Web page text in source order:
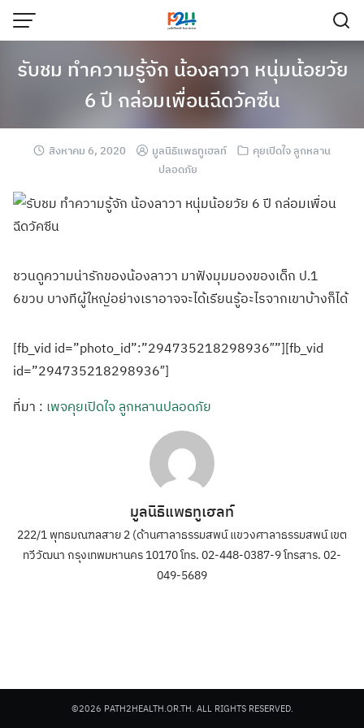
รับชม ทำความรู้จัก น้องลาวา หนุ่มน้อยวัย
6 ปี กล่อมเพื่อนฉีดวัคซีน
สิงหาคม 6, 2020 มูลนิธิแพธทูเฮลท์
คุยเปิดใจ ลูกหลาน
ปลอดภัย
ชวนดูความน่ารักของน้องลาวา มาฟังมุมมองของเด็ก ป.1
6ขวบ บางทีผู้ใหญ่อย่างเราอาจจะได้เรียนรู้อะไรจากเขาบ้างก็ได้
[fb_vid id=”photo_id”:”294735218298936″”][fb_vid
id=”294735218298936″]
ที่มา : เพจคุยเปิดใจ ลูกหลานปลอดภัย
มูลนิธิแพธทูเฮลท์
222/1 พุทธมณฑลสาย 2 (ด้านศาลาธรรมสพน์ แขวงศาลาธรรมสพน์ เขต
ทวีวัฒนา กรุงเทพมหานคร 10170 โทร. 02-448-0387-9 โทรสาร. 02-
049-5689
©2026 PATH2HEALTH.OR.TH. ALL RIGHTS RESERVED.